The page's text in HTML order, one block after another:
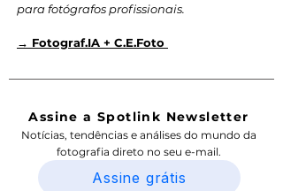
para fotógrafos profissionais.
→ Fotograf.IA + C.E.Foto
Assine a Spotlink Newsletter
Notícias, tendências e análises do mundo da
fotografia direto no seu e-mail.
Assine grátis